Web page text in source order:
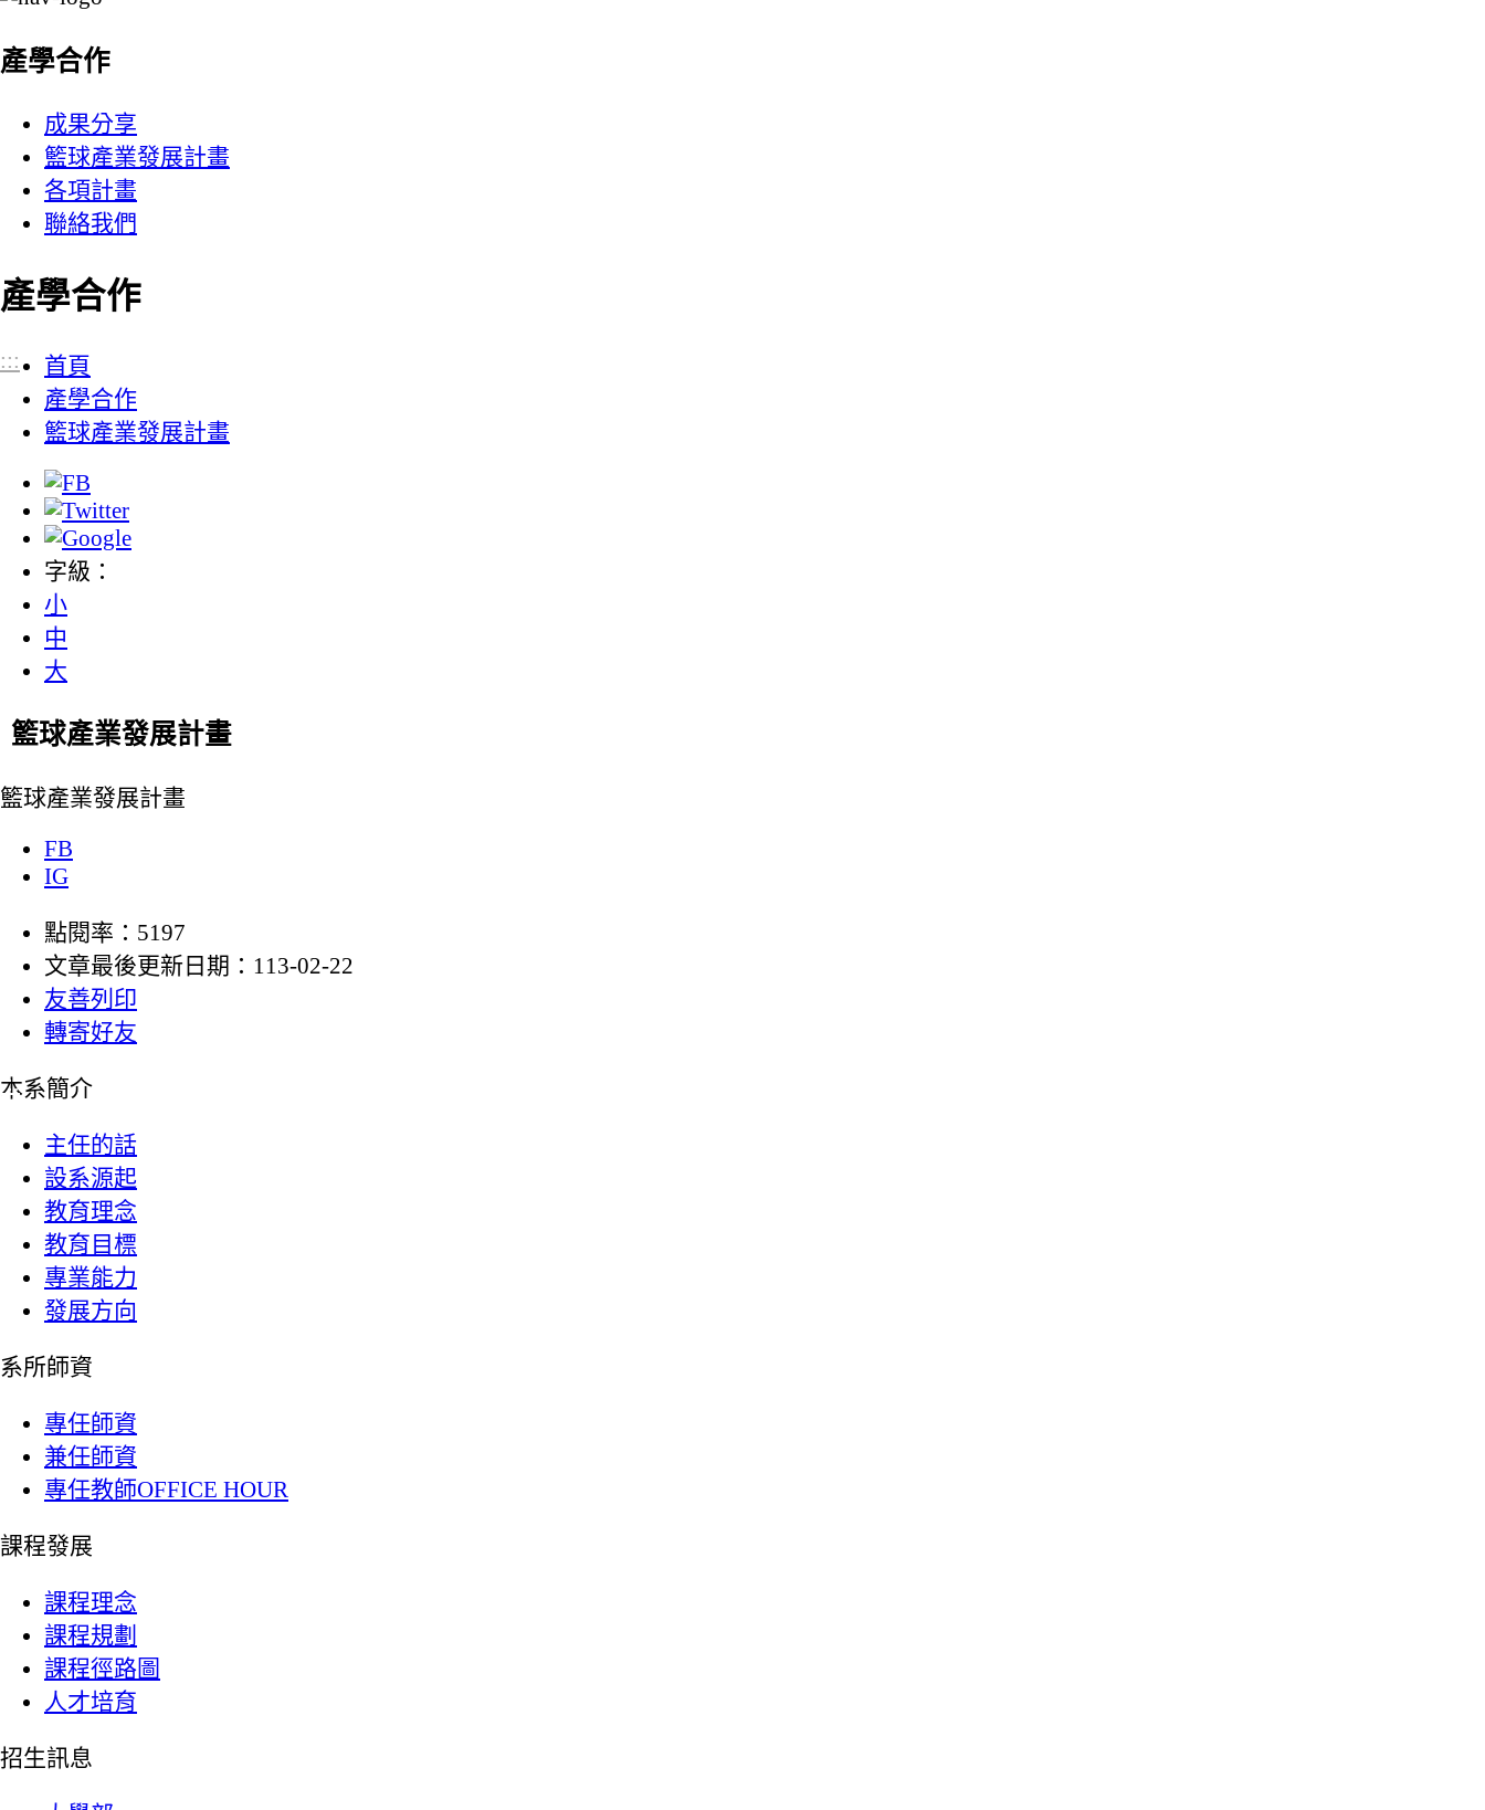
產學合作
成果分享
籃球產業發展計畫
各項計畫
聯絡我們
產學合作
:::
首頁
產學合作
籃球產業發展計畫
字級：
小
中
大
籃球產業發展計畫
籃球產業發展計畫
FB
IG
點閱率：5197
文章最後更新日期：113-02-22
友善列印
轉寄好友
:::
本系簡介
主任的話
設系源起
教育理念
教育目標
專業能力
發展方向
系所師資
專任師資
兼任師資
專任教師OFFICE HOUR
課程發展
課程理念
課程規劃
課程徑路圖
人才培育
招生訊息